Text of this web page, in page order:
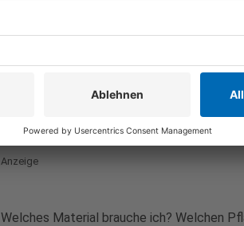
Thymian oder Schnittlauch wachsen auf
abgetrennten Sprossen von
Ihr wollt mehr wissen?
Anzeige
Welches Material brauche ich? Welchen